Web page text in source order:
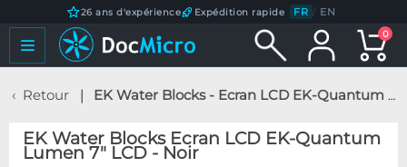
26 ans d'expérience Expédition rapide FR / EN
0
Retour EK Water Blocks - Ecran LCD EK-Quantum Lumen 7" LCD - Noir
EK Water Blocks Ecran LCD EK-Quantum
Lumen 7" LCD - Noir